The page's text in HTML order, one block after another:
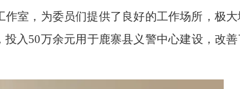
室，为委员们提供了良好的工作场所，极大
投入 50万余元用于鹿寨县义警中心建设，改